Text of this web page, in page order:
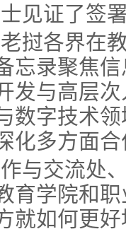
见证了签
挝各界在
忘录聚焦
发与高层
数字技术
化多方面
与交流处
育学院和
就如何更